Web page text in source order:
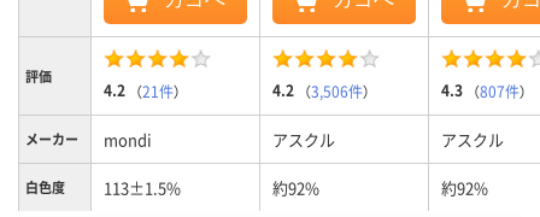
評価
4.2 （21件） 4.2 （3,506件） 4.3 （807件）
メーカー mondi アスクル アスクル
白色度 113±1.5% 約92% 約92%